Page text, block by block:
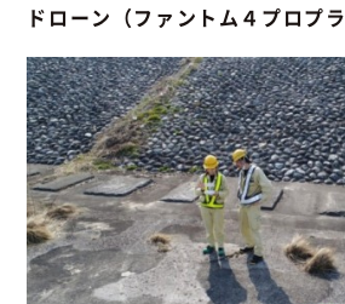
ドローン（ファントム４プロプ